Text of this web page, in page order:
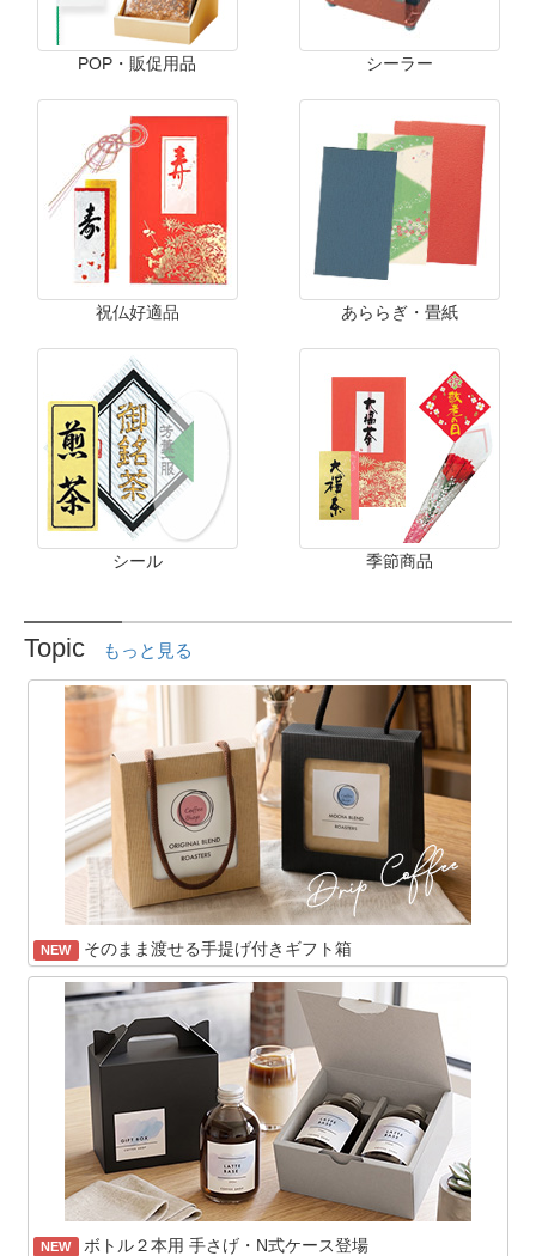
POP・販促用品 シーラー
祝仏好適品 あららぎ・畳紙
シール 季節商品
Topic もっと見る
NEW そのまま渡せる手提げ付きギフト箱
NEW ボトル２本用 手さげ・N式ケース登場